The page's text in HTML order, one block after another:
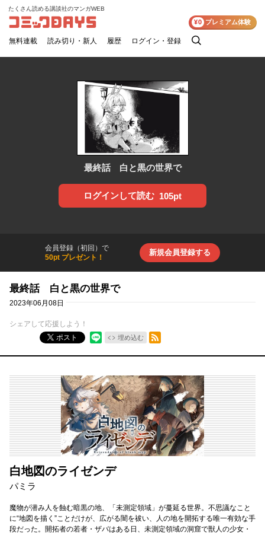
コミックDAYS
たくさん読める講談社のマンガWEB
無料連載 読み切り・新人 履歴 ログイン・登録
検
¥0 プレミアム体験
最終話 白と黒の世界で
ログインして読む 105pt
会員登録（初回）で
50pt プレゼント！
新規会員登録する
最終話 白と黒の世界で
2023年06月08日
シェアして応援しよう！
ポスト
埋め込む
RSSフィード
白地図のライゼンデ
パミラ
魔物が潜み人を蝕む暗黒の地、「未測定領域」が蔓延る世界。不思議なこと
に“地図を描く”ことだけが、広がる闇を祓い、人の地を開拓する唯一有効な手
段だった。開拓者の若者・ザバはある日、未測定領域の洞窟で獣人の少女・